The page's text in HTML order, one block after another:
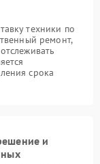
техники по
ремонт,
срока
и